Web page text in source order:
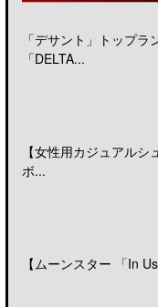
「デサント」トップ
「DELTA...
【女性用カジュアル
ボ...
【ムーンスター 「In